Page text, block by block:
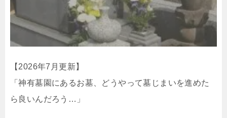
【2026年7月更新】
「神有墓園にあるお墓、どうやって墓じまいを進めた
ら良いんだろう…」